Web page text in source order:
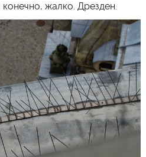
конечно, жалко. Дрезден.